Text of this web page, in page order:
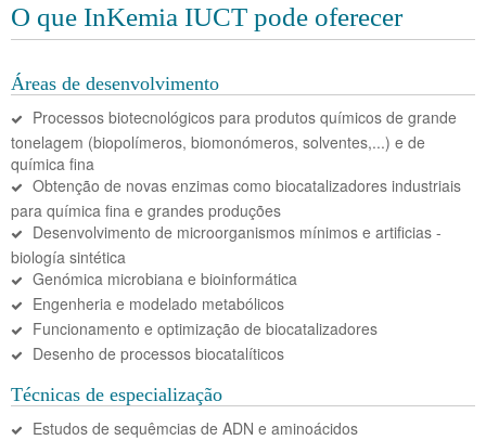
O que InKemia IUCT pode oferecer
Áreas de desenvolvimento
Processos biotecnológicos para produtos químicos de grande
tonelagem (biopolímeros, biomonómeros, solventes,...) e de
química fina
Obtenção de novas enzimas como biocatalizadores industriais
para química fina e grandes produções
Desenvolvimento de microorganismos mínimos e artificias -
biología sintética
Genómica microbiana e bioinformática
Engenheria e modelado metabólicos
Funcionamento e optimização de biocatalizadores
Desenho de processos biocatalíticos
Técnicas de especialização
Estudos de sequêmcias de ADN e aminoácidos